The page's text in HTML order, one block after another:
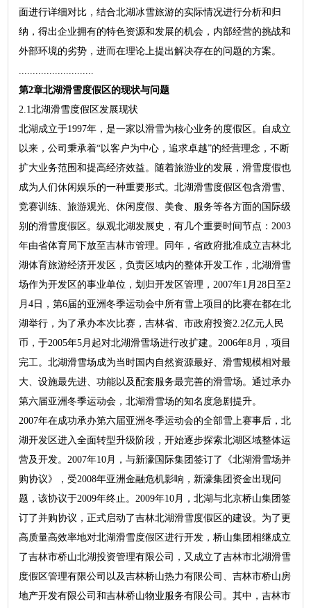
面进行详细对比，结合北湖冰雪旅游的实际情况进行分析和归
纳，得出企业拥有的特色资源和发展的机会，内部经营的挑战和
外部环境的劣势，进而在理论上提出解决存在的问题的方案。
...........................
第2章北湖滑雪度假区的现状与问题
2.1北湖滑雪度假区发展现状
北湖成立于1997年，是一家以滑雪为核心业务的度假区。自成立
以来，公司秉承着“以客户为中心，追求卓越”的经营理念，不断
扩大业务范围和提高经济效益。随着旅游业的发展，滑雪度假也
成为人们休闲娱乐的一种重要形式。北湖滑雪度假区包含滑雪、
竞赛训练、旅游观光、休闲度假、美食、服务等各方面的国际级
别的滑雪度假区。纵观北湖发展史，有几个重要时间节点：2003
年由省体育局下放至吉林市管理。同年，省政府批准成立吉林北
湖体育旅游经济开发区，负责区域内的整体开发工作，北湖滑雪
场作为开发区的事业单位，划归开发区管理，2007年1月28日至2
月4日，第6届的亚洲冬季运动会中所有雪上项目的比赛在都在北
湖举行，为了承办本次比赛，吉林省、市政府投资2.2亿元人民
币，于2005年5月起对北湖滑雪场进行改扩建。2006年8月，项目
完工。北湖滑雪场成为当时国内自然资源最好、滑雪规模相对最
大、设施最先进、功能以及配套服务最完善的滑雪场。通过承办
第六届亚洲冬季运动会，北湖滑雪场的知名度急剧提升。
2007年在成功承办第六届亚洲冬季运动会的全部雪上赛事后，北
湖开发区进入全面转型升级阶段，开始逐步探索北湖区域整体运
营及开发。2007年10月，与新濠国际集团签订了《北湖滑雪场并
购协议》，受2008年亚洲金融危机影响，新濠集团资金出现问
题，该协议于2009年终止。2009年10月，北湖与北京桥山集团签
订了并购协议，正式启动了吉林北湖滑雪度假区的建设。为了更
高质量高效率地对北湖滑雪度假区进行开发，桥山集团相继成立
了吉林市桥山北湖投资管理有限公司，又成立了吉林市北湖滑雪
度假区管理有限公司以及吉林桥山热力有限公司、吉林市桥山房
地产开发有限公司和吉林桥山物业服务有限公司。其中，吉林市